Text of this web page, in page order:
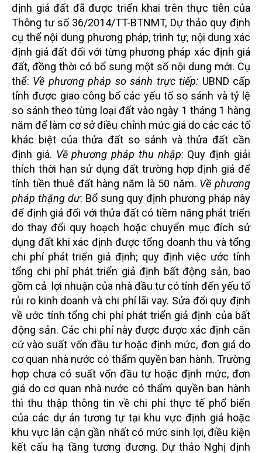
định giá đất đã được triển khai trên thực tiễn của
Thông tư số 36/2014/TT-BTNMT, Dự thảo quy định
cụ thể nội dung phương pháp, trình tự, nội dung xác
định giá đất đối với từng phương pháp xác định giá
đất, đồng thời có bổ sung một số nội dung mới. Cụ
thể: Về phương pháp so sánh trực tiếp: UBND cấp
tỉnh được giao công bố các yếu tố so sánh và tỷ lệ
so sánh theo từng loại đất vào ngày 1 tháng 1 hàng
năm để làm cơ sở điều chỉnh mức giá do các các tố
khác biệt của thửa đất so sánh và thửa đất cần
định giá. Về phương pháp thu nhập: Quy định giải
thích thời hạn sử dụng đất trường hợp định giá để
tính tiền thuê đất hàng năm là 50 năm. Về phương
pháp thặng dư: Bổ sung quy định phương pháp này
để định giá đối với thửa đất có tiềm năng phát triển
do thay đổi quy hoạch hoặc chuyển mục đích sử
dụng đất khi xác định được tổng doanh thu và tổng
chi phí phát triển giả định; quy định việc ước tính
tổng chi phí phát triển giả định bất động sản, bao
gồm cả lợi nhuận của nhà đầu tư có tính đến yếu tố
rủi ro kinh doanh và chi phí lãi vay. Sửa đổi quy định
về ước tính tổng chi phí phát triển giả định của bất
động sản. Các chi phí này được được xác định căn
cứ vào suất vốn đầu tư hoặc định mức, đơn giá do
cơ quan nhà nước có thẩm quyền ban hành. Trường
hợp chưa có suất vốn đầu tư hoặc định mức, đơn
giá do cơ quan nhà nước có thẩm quyền ban hành
thì thu thập thông tin về chi phí thực tế phổ biến
của các dự án tương tự tại khu vực định giá hoặc
khu vực lân cận gần nhất có mức sinh lợi, điều kiện
kết cấu hạ tầng tương đương. Dự thảo Nghị định